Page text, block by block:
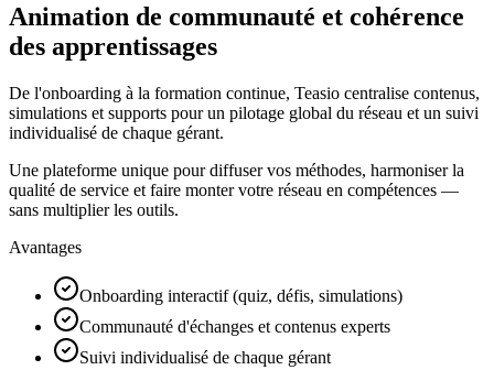
Animation de communauté et cohérence
des apprentissages
De l'onboarding à la formation continue, Teasio centralise contenus,
simulations et supports pour un pilotage global du réseau et un suivi
individualisé de chaque gérant.
Une plateforme unique pour diffuser vos méthodes, harmoniser la
qualité de service et faire monter votre réseau en compétences —
sans multiplier les outils.
Avantages
Onboarding interactif (quiz, défis, simulations)
Communauté d'échanges et contenus experts
Suivi individualisé de chaque gérant